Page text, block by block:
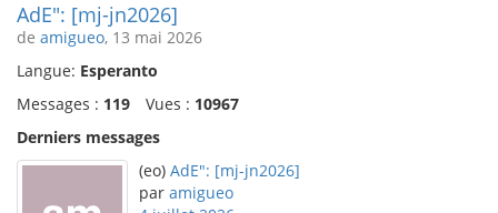
AdE": [mj-jn2026]
de amigueo, 13 mai 2026
Langue: Esperanto
Messages : 119 Vues : 10967
Derniers messages
(eo) AdE": [mj-jn2026]
par amigueo